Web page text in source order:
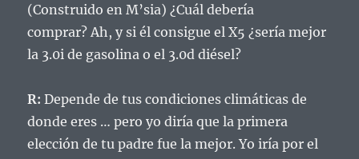
(Construido en M’sia) ¿Cuál debería
comprar? Ah, y si él consigue el X5 ¿sería mejor
la 3.0i de gasolina o el 3.0d diésel?
R: Depende de tus condiciones climáticas de
donde eres … pero yo diría que la primera
elección de tu padre fue la mejor. Yo iría por el